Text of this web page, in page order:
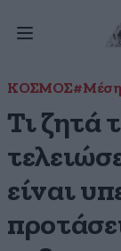
ΚΟΣΜΟΣ
Τι ζητά
είναι